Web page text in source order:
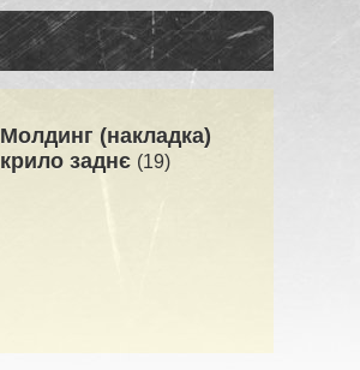
Молдинг (накладка)
крило заднє
19